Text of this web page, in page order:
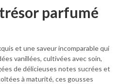
parfumé
et une saveur incomparable qui
vanillées, cultivées avec soin,
de délicieuses notes sucrées et
à maturité, ces gousses